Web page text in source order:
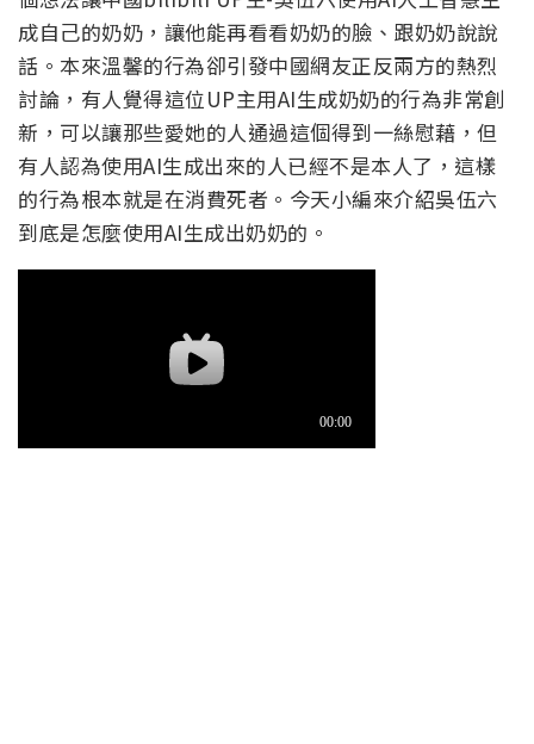
成自己的奶奶，讓他能再看看奶奶的臉、跟奶奶說說
話。本來溫馨的行為卻引發中國網友正反兩方的熱烈
討論，有人覺得這位UP主用AI生成奶奶的行為非常創
新，可以讓那些愛她的人通過這個得到一絲慰藉，但
有人認為使用AI生成出來的人已經不是本人了，這樣
的行為根本就是在消費死者。今天小編來介紹吳伍六
到底是怎麼使用AI生成出奶奶的。